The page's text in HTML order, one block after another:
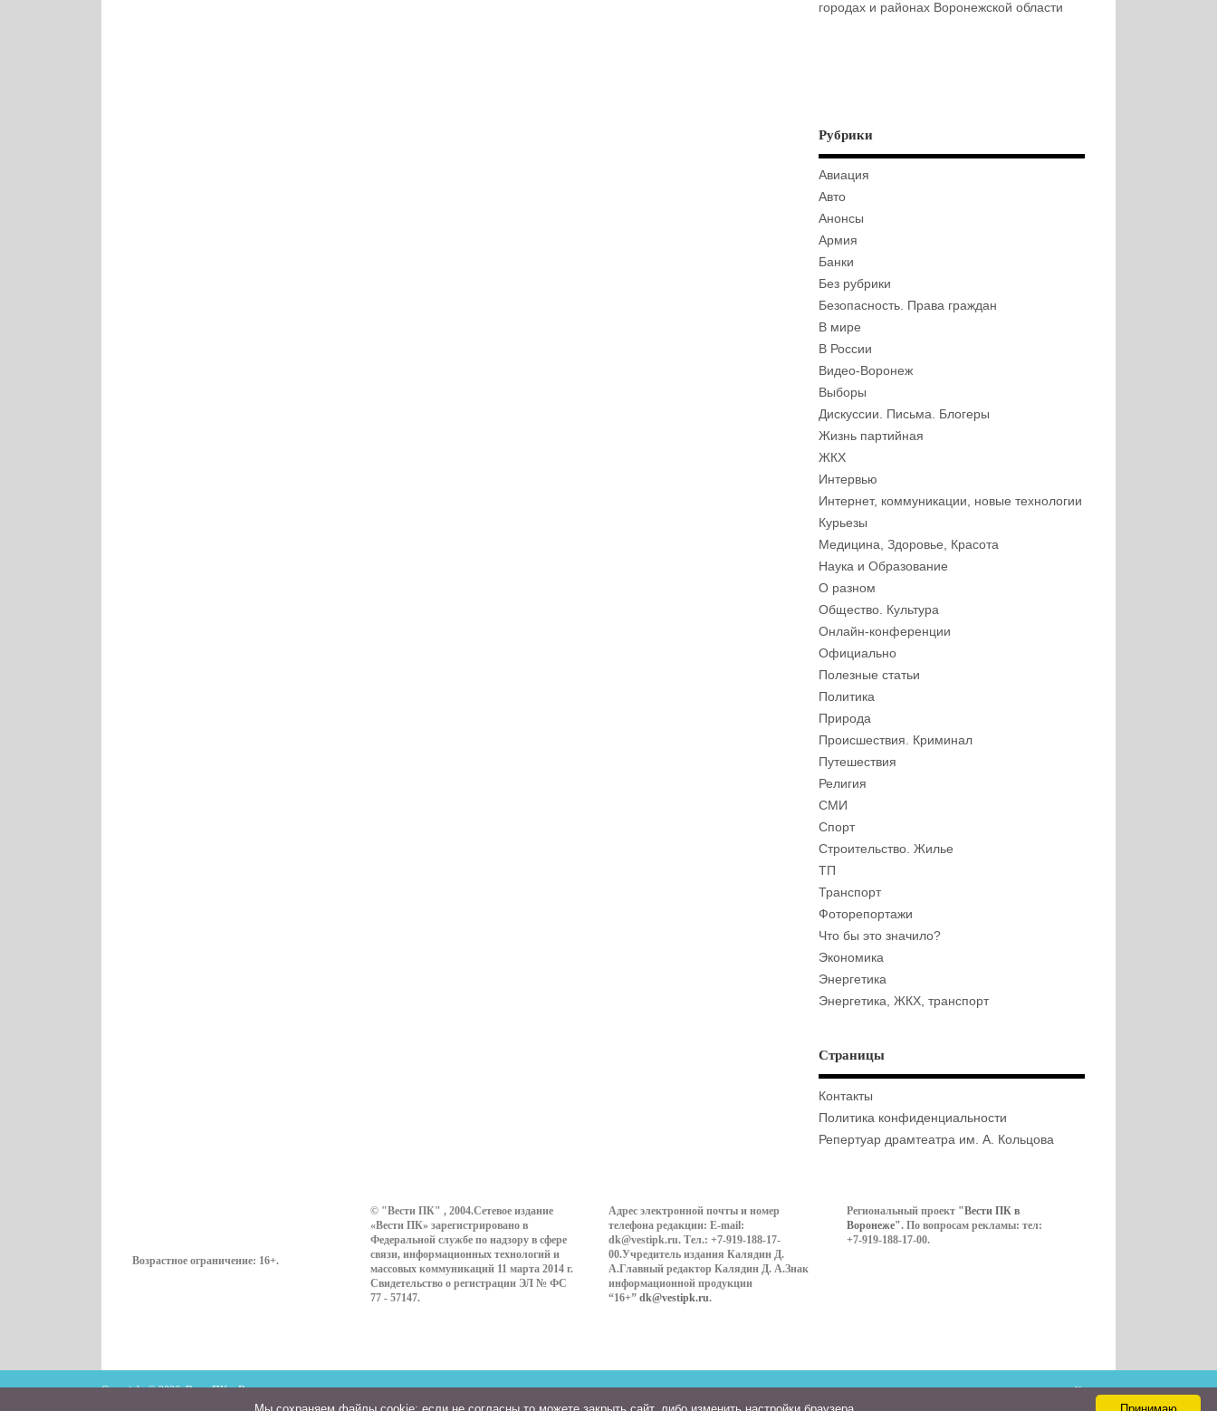
городах и районах Воронежской области
Рубрики
Авиация
Авто
Анонсы
Армия
Банки
Без рубрики
Безопасность. Права граждан
В мире
В России
Видео-Воронеж
Выборы
Дискуссии. Письма. Блогеры
Жизнь партийная
ЖКХ
Интервью
Интернет, коммуникации, новые технологии
Курьезы
Медицина, Здоровье, Красота
Наука и Образование
О разном
Общество. Культура
Онлайн-конференции
Официально
Полезные статьи
Политика
Природа
Происшествия. Криминал
Путешествия
Религия
СМИ
Спорт
Строительство. Жилье
ТП
Транспорт
Фоторепортажи
Что бы это значило?
Экономика
Энергетика
Энергетика, ЖКХ, транспорт
Страницы
Контакты
Политика конфиденциальности
Репертуар драмтеатра им. А. Кольцова
Возрастное ограничение: 16+.
© "Вести ПК" , 2004.Сетевое издание
«Вести ПК» зарегистрировано в
Федеральной службе по надзору в сфере
связи, информационных технологий и
массовых коммуникаций 11 марта 2014 г.
Свидетельство о регистрации ЭЛ № ФС
77 - 57147.
Адрес электронной почты и номер
телефона редакции: E-mail:
dk@vestipk.ru. Тел.: +7-919-188-17-
00.Учредитель издания Калядин Д.
А.Главный редактор Калядин Д. А.Знак
информационной продукции
“16+” dk@vestipk.ru.
Региональный проект "Вести ПК в
Воронеже". По вопросам рекламы: тел:
+7-919-188-17-00.
Copyright © 2026. ВестиПК в Воронеже Контакты